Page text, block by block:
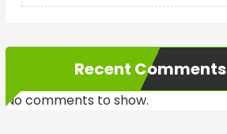
Recent Comments
No comments to show.